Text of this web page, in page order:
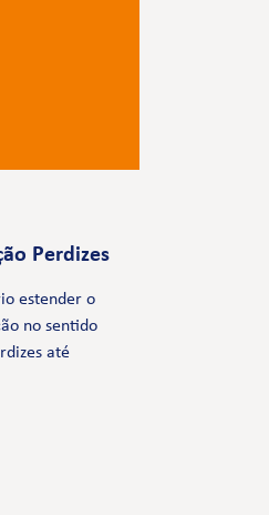
Perdizes
estender o
no sentido
até